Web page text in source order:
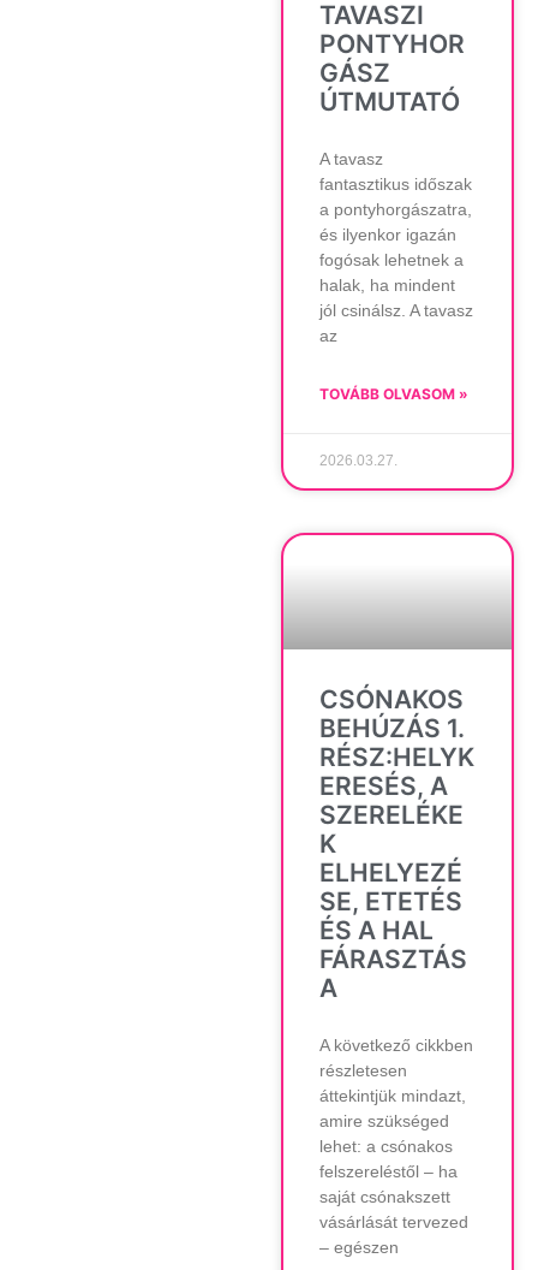
TAVASZI
PONTYHOR
GÁSZ
ÚTMUTATÓ
A tavasz
fantasztikus időszak
a pontyhorgászatra,
és ilyenkor igazán
fogósak lehetnek a
halak, ha mindent
jól csinálsz. A tavasz
az
TOVÁBB OLVASOM »
2026.03.27.
CSÓNAKOS
BEHÚZÁS 1.
RÉSZ:HELYK
ERESÉS, A
SZERELÉKE
K
ELHELYEZÉ
SE, ETETÉS
ÉS A HAL
FÁRASZTÁS
A
A következő cikkben
részletesen
áttekintjük mindazt,
amire szükséged
lehet: a csónakos
felszereléstől – ha
saját csónakszett
vásárlását tervezed
– egészen